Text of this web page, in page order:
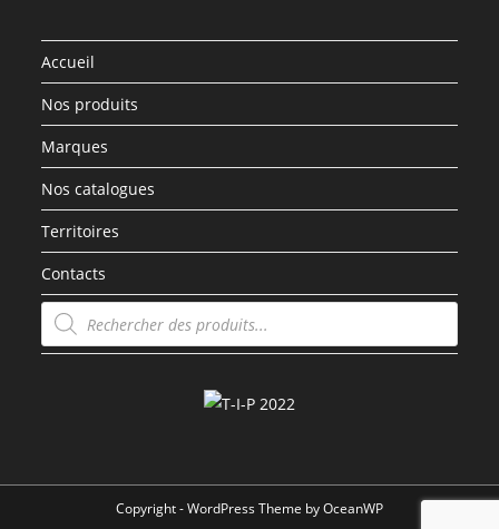
Accueil
Nos produits
Marques
Nos catalogues
Territoires
Contacts
Recherche
de
produits
Copyright - WordPress Theme by OceanWP